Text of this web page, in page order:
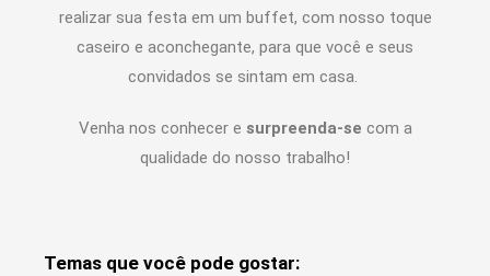
realizar sua festa em um buffet, com nosso toque
caseiro e aconchegante, para que você e seus
convidados se sintam em casa.
Venha nos conhecer e surpreenda-se com a
qualidade do nosso trabalho!
Temas que você pode gostar: